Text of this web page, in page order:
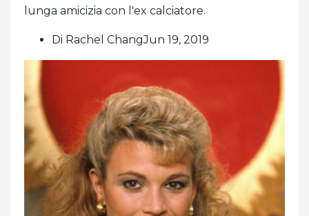
lunga amicizia con l'ex calciatore.
Di Rachel ChangJun 19, 2019